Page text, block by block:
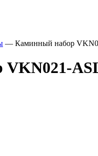
— Каминный набор